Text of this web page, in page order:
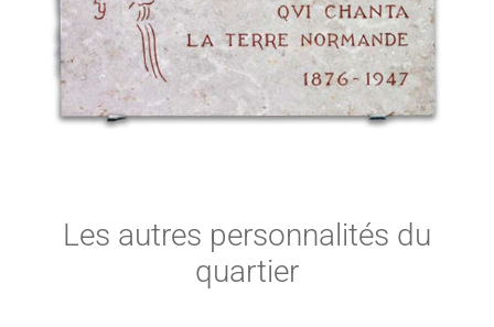
Les autres personnalités du
quartier